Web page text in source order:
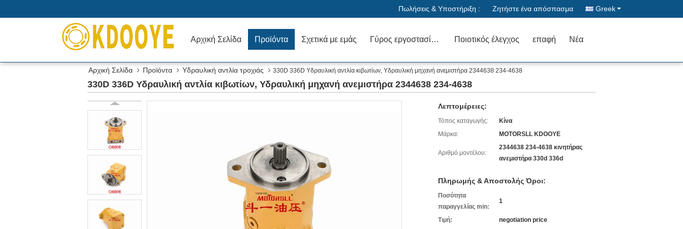
Πωλήσεις & Υποστήριξη : Ζητήστε ένα απόσπασμα Greek
Αρχική Σελίδα Προϊόντα Σχετικά με εμάς Γύρος εργοστασίων Ποιοτικός έλεγχος επαφή Νέα
Αρχική Σελίδα Προϊόντα Υδραυλική αντλία τροχιάς 330D 336D Υδραυλική αντλία κιβωτίων, Υδραυλική μηχανή ανεμιστήρα 2344638 234-4638
330D 336D Υδραυλική αντλία κιβωτίων, Υδραυλική μηχανή ανεμιστήρα 2344638 234-4638
Λεπτομέρειες:
Τόπος καταγωγής:
Κίνα
Μάρκα:
MOTORSLL KDOOYE
Αριθμό μοντέλου:
2344638 234-4638 κινητήρας
ανεμιστήρα 330d 336d
Πληρωμής & Αποστολής Όροι:
Ποσότητα
παραγγελίας min:
1
Τιμή:
negotiation price